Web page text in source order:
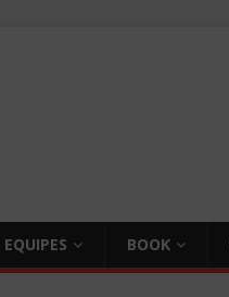
EQUIPES BOOK